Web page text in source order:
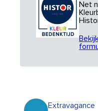
Net
Extravagance